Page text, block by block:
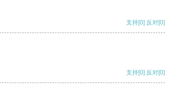
支持[0] 反对[0]
支持[0] 反对[0]